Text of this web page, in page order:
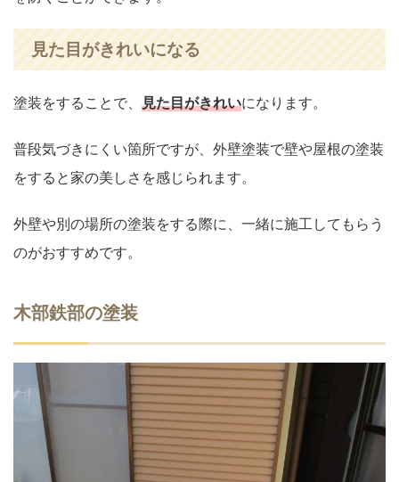
見た目がきれいになる
塗装をすることで、 見た目がきれいになります。
普段気づきにくい箇所ですが、外壁塗装で壁や屋根の塗装
をすると家の美しさを感じられます。
外壁や別の場所の塗装をする際に、一緒に施工してもらう
のがおすすめです。
木部鉄部の塗装